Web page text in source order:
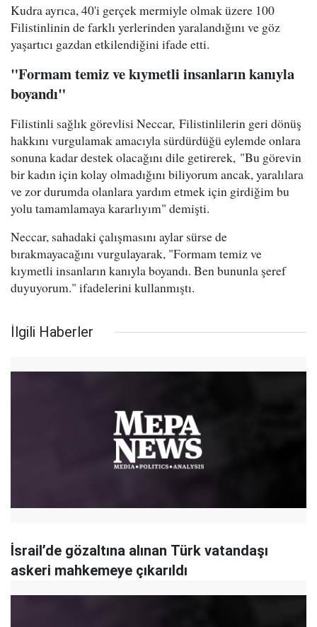
Kudra ayrıca, 40'i gerçek mermiyle olmak üzere 100
Filistinlinin de farklı yerlerinden yaralandığını ve göz
yaşartıcı gazdan etkilendiğini ifade etti.
"Formam temiz ve kıymetli insanların kanıyla
boyandı"
Filistinli sağlık görevlisi Neccar, Filistinlilerin geri dönüş
hakkını vurgulamak amacıyla sürdürdüğü eylemde onlara
sonuna kadar destek olacağını dile getirerek, "Bu görevin
bir kadın için kolay olmadığını biliyorum ancak, yaralılara
ve zor durumda olanlara yardım etmek için girdiğim bu
yolu tamamlamaya kararlıyım" demişti.
Neccar, sahadaki çalışmasını aylar sürse de
bırakmayacağını vurgulayarak, "Formam temiz ve
kıymetli insanların kanıyla boyandı. Ben bununla şeref
duyuyorum." ifadelerini kullanmıştı.
İlgili Haberler
İsrail’de gözaltına alınan Türk vatandaşı
askeri mahkemeye çıkarıldı